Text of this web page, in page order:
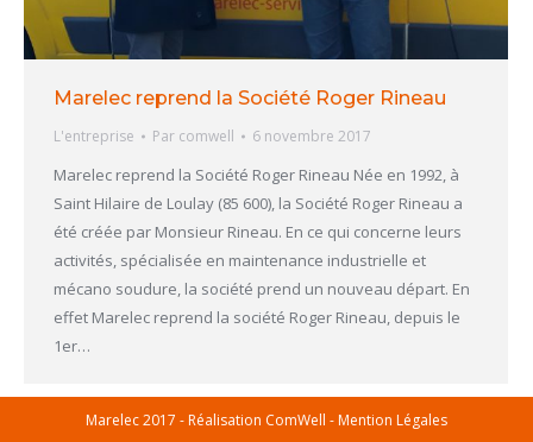
Marelec reprend la Société Roger Rineau
L'entreprise Par comwell 6 novembre 2017
Marelec reprend la Société Roger Rineau Née en 1992, à
Saint Hilaire de Loulay (85 600), la Société Roger Rineau a
été créée par Monsieur Rineau. En ce qui concerne leurs
activités, spécialisée en maintenance industrielle et
mécano soudure, la société prend un nouveau départ. En
effet Marelec reprend la société Roger Rineau, depuis le
1er…
Marelec 2017 - Réalisation ComWell - Mention Légales